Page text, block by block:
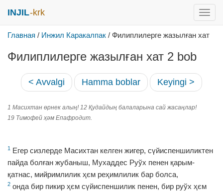
меню
INJIL-krk
Главная / Инжил Каракалпак / Филиплилерге жазылған хат
Филиплилерге жазылған хат 2 bob
< Avvalgi Hamma boblar Keyingi >
1 Масихтан өрнек алың! 12 Қудайдың балаларына сай жасаңлар!
19 Тимофей ҳәм Епафродит.
1
Егер сизлерде Масихтан келген жигер, сүйиспеншиликтен
пайда болған жубаныш, Мухаддес Руўх пенен қарым-
қатнас, мийримлилик ҳєм реҳимлилик бар болса,
2 онда бир пикир ҳєм сүйиспеншилик пенен, бир руўх ҳєм